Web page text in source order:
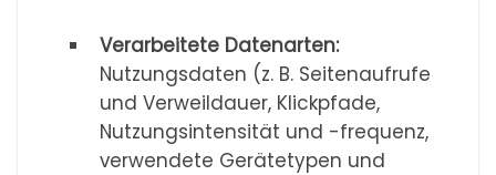
Verarbeitete Datenarten:
Nutzungsdaten (z. B. Seitenaufrufe
und Verweildauer, Klickpfade,
Nutzungsintensität und -frequenz,
verwendete Gerätetypen und